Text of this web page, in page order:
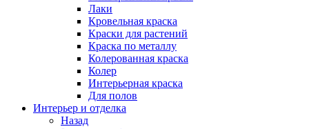
Лаки
Кровельная краска
Краски для растений
Краска по металлу
Колерованная краска
Колер
Интерьерная краска
Для полов
Интерьер и отделка
Назад